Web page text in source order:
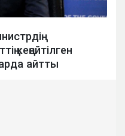
кеңейтілген
айтты